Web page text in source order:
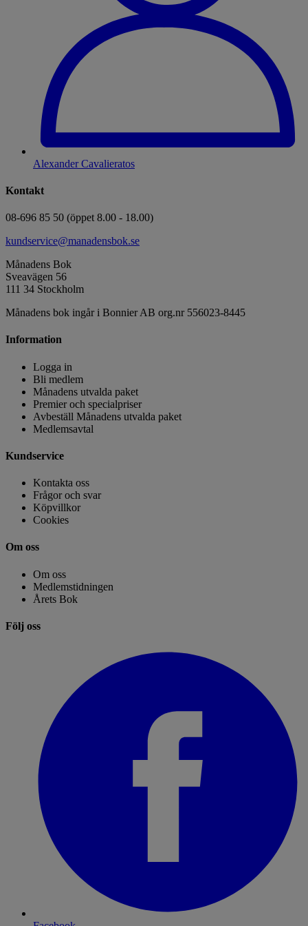
Alexander Cavalieratos
Kontakt
08-696 85 50 (öppet 8.00 - 18.00)
kundservice@manadensbok.se
Månadens Bok
Sveavägen 56
111 34 Stockholm
Månadens bok ingår i Bonnier AB org.nr 556023-8445
Information
Logga in
Bli medlem
Månadens utvalda paket
Premier och specialpriser
Avbeställ Månadens utvalda paket
Medlemsavtal
Kundservice
Kontakta oss
Frågor och svar
Köpvillkor
Cookies
Om oss
Om oss
Medlemstidningen
Årets Bok
Följ oss